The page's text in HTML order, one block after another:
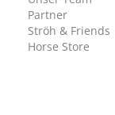
Partner
Ströh & Friends
Horse Store